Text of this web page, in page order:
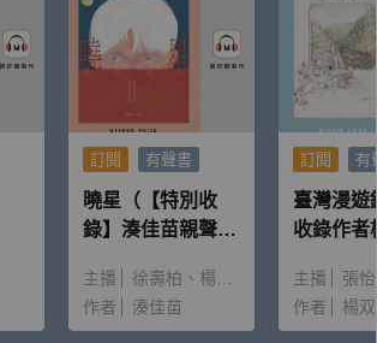
美國，後多次到歐美各地演講、教學。
除日文著作外，也撰寫多本英文禪學著
他成為禪宗在西方世界的推廣大使，並
界的地位。
有《禪與日本文化》、《禪學隨筆》、
訂閱 有聲書
曉星（【特別收
錄】湊佳苗親聲朗
主播 徐壽柏
楊雅淳
作者
湊佳苗
訂閱 有
臺灣漫遊
收錄作者
主播
張
作者
楊